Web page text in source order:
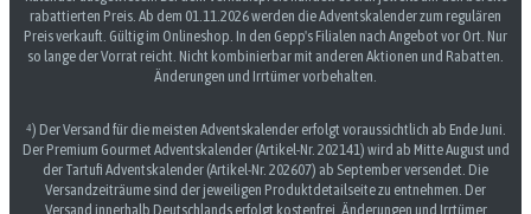
rabattierten Preis. Ab dem 01.11.2026 werden die Adventskalender zum regulären
Preis verkauft. Gültig im Onlineshop. In den Gepp's Filialen nach Angebot vor Ort. Nur
so lange der Vorrat reicht. Nicht kombinierbar mit anderen Aktionen und Rabatten.
Änderungen und Irrtümer vorbehalten.
⁴) Der Versand für die meisten Adventskalender erfolgt voraussichtlich ab Ende Juni.
Der Premium Gourmet Adventskalender (Artikel-Nr. 202141) wird ab Mitte August und
der Tartufi Adventskalender (Artikel-Nr. 202607) ab September versendet. Die
Versandzeiträume sind der jeweiligen Produktdetailseite zu entnehmen. Der
Versand innerhalb Deutschlands erfolgt kostenfrei. Änderungen und Irrtümer